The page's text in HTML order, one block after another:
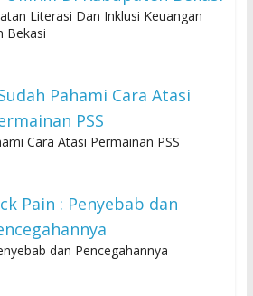
Literasi Dan Inklusi Keuangan
Bekasi
Cara Atasi Permainan PSS
dan Pencegahannya